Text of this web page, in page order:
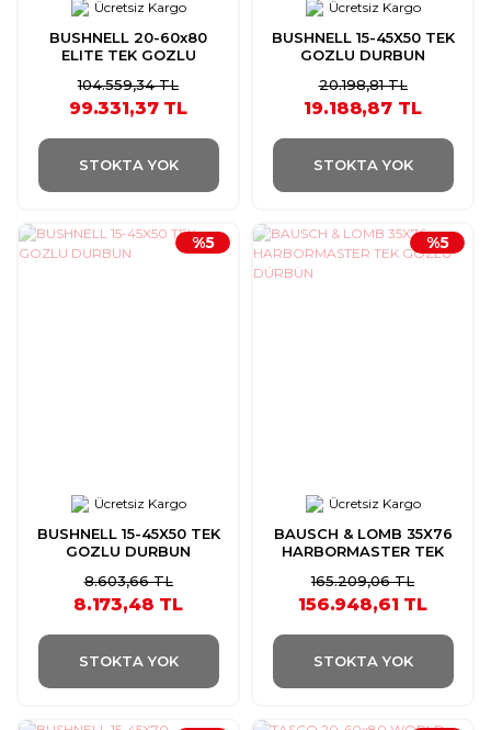
Ücretsiz Kargo
BUSHNELL 20-60x80
ELITE TEK GOZLU
104.559,34 TL
99.331,37 TL
STOKTA YOK
Ücretsiz Kargo
BUSHNELL 15-45X50 TEK
GOZLU DURBUN
20.198,81 TL
19.188,87 TL
STOKTA YOK
Ücretsiz Kargo
BUSHNELL 15-45X50 TEK
GOZLU DURBUN
%5
8.603,66 TL
8.173,48 TL
STOKTA YOK
Ücretsiz Kargo
BAUSCH & LOMB 35X76
HARBORMASTER TEK
%5
165.209,06 TL
156.948,61 TL
STOKTA YOK